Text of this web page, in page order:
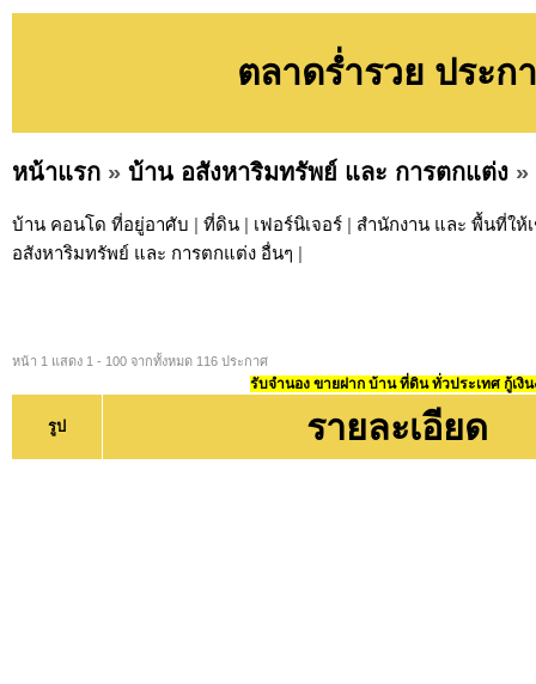
ตลาดร่ำรวย ประ
หน้าแรก » บ้าน อสังหาริมทรัพย์ และ การตกแต่ง »
บ้าน คอนโด ที่อยู่อาศับ | ที่ดิน | เฟอร์นิเจอร์ | สำนักงาน และ พื้นที่ให้
อสังหาริมทรัพย์ และ การตกแต่ง อื่นๆ |
หน้า 1 แสดง 1 - 100 จากทั้งหมด 116 ประกาศ
รับจำนอง ขายฝาก บ้าน ที่ดิน ทั่วประเทศ กู้เงิ
รูป รายละเอียด